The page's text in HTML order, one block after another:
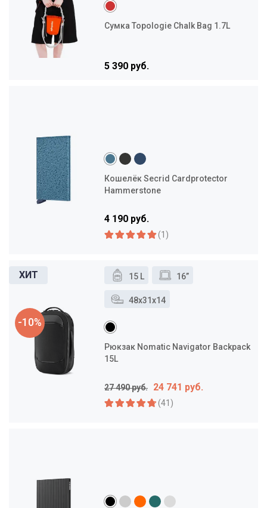
Сумка Topologie Chalk Bag 1.7L
5 390 руб.
Кошелёк Secrid Cardprotector
Hammerstone
4 190 руб.
(1)
-10%
15 L 16”
48x31x14
Рюкзак Nomatic Navigator Backpack
15L
27 490 руб. 24 741 руб.
(41)